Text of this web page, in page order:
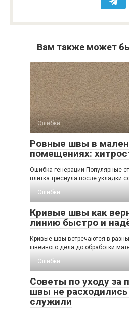
Вам также может
Ошибки
Ровные швы в
помещениях:
Ошибка генерации Популярные
плитка треснула после укладки
Ошибки
Кривые швы как
линию быстро и
Кривые швы встречаются в
швейного дела до обработки
Ошибки
Советы по уходу за
швы не
служили